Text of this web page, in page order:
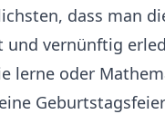
dass man
und vernünftig
lerne oder